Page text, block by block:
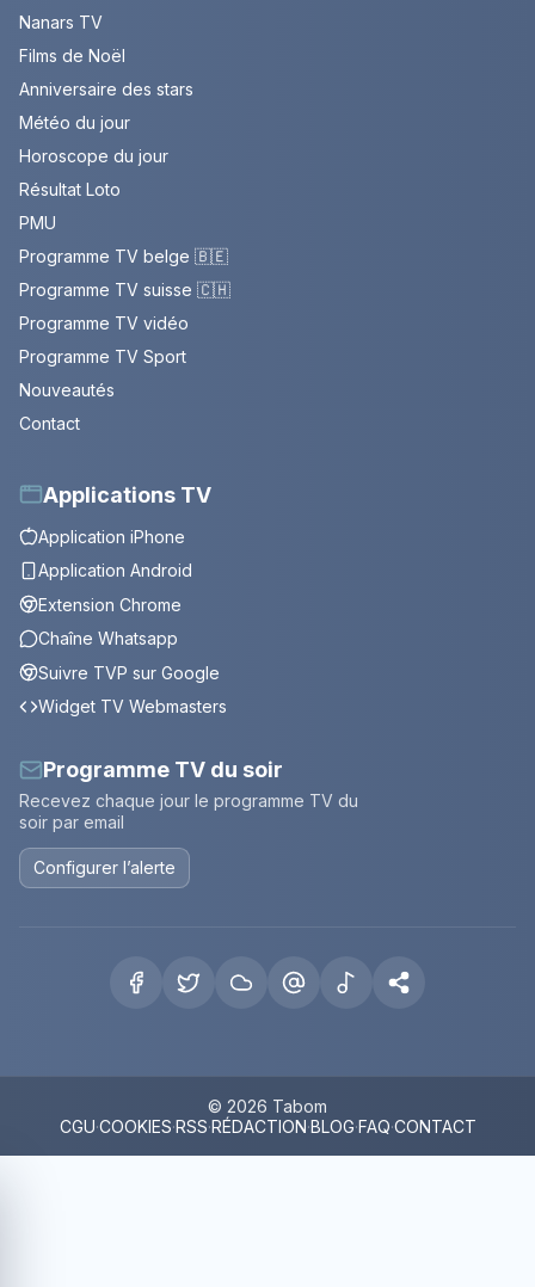
Nanars TV
Films de Noël
Anniversaire des stars
Météo du jour
Horoscope du jour
Résultat Loto
PMU
Programme TV belge 🇧🇪
Programme TV suisse 🇨🇭
Programme TV vidéo
Programme TV Sport
Nouveautés
Contact
Applications TV
Application iPhone
Application Android
Extension Chrome
Chaîne Whatsapp
Suivre TVP sur Google
Widget TV Webmasters
Programme TV du soir
Recevez chaque jour le programme TV du
soir par email
Configurer l’alerte
© 2026 Tabom
CGU·COOKIES·RSS·RÉDACTION·BLOG·FAQ·CONTACT